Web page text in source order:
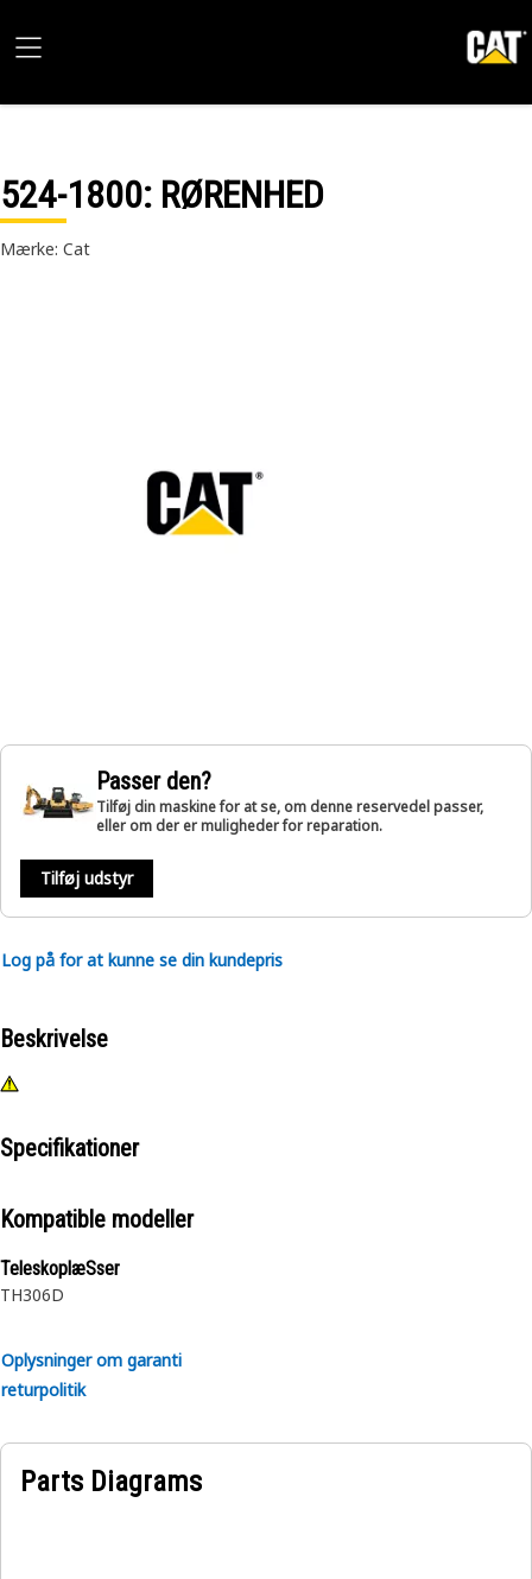
524-1800: RØRENHED
Mærke: Cat
Passer den?
Tilføj din maskine for at se, om denne reservedel passer,
eller om der er muligheder for reparation.
Tilføj udstyr
Log på for at kunne se din kundepris
Beskrivelse
Specifikationer
Kompatible modeller
TeleskoplæSser
TH306D
Oplysninger om garanti
returpolitik
Parts Diagrams